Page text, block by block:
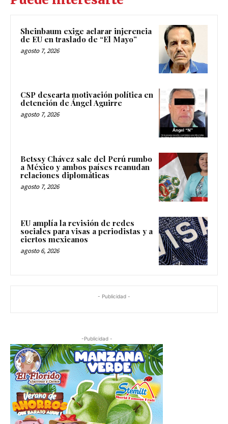
Sheinbaum exige aclarar injerencia
de EU en traslado de “El Mayo”
agosto 7, 2026
CSP descarta motivación política en
detención de Ángel Aguirre
agosto 7, 2026
Betssy Chávez sale del Perú rumbo
a México y ambos países reanudan
relaciones diplomáticas
agosto 7, 2026
EU amplía la revisión de redes
sociales para visas a periodistas y a
ciertos mexicanos
agosto 6, 2026
- Publicidad -
-Publicidad -